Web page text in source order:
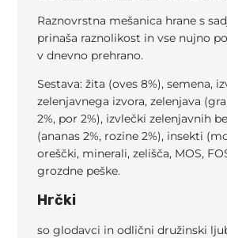
Raznovrstna mešanica hrane s
prinaša raznolikost in vse nujno
v dnevno prehrano.
Sestava: žita (oves 8%), semena,
zelenjavnega izvora, zelenjava
2%, por 2%), izvlečki zelenjavnih
(ananas 2%, rozine 2%), insekti
oreščki, minerali, zelišča, MOS,
grozdne peške.
Hrčki
so glodavci in odlični družinski